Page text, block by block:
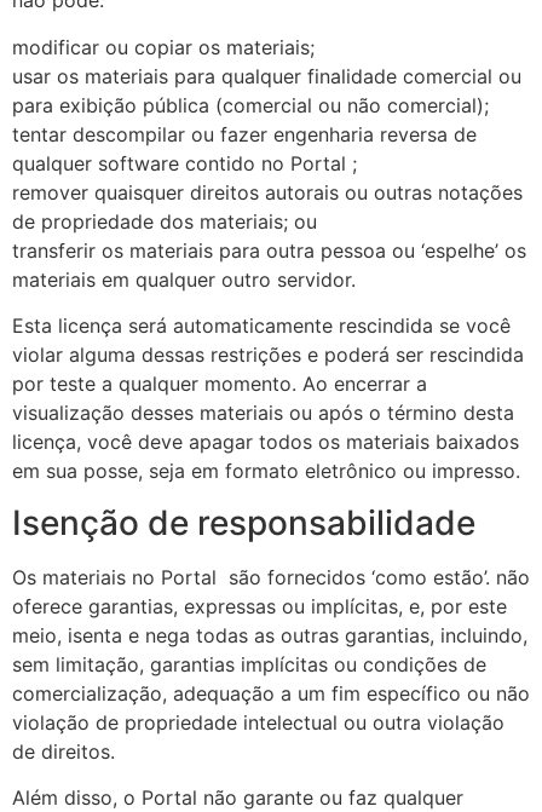
modificar ou copiar os materiais;
usar os materiais para qualquer finalidade comercial ou
para exibição pública (comercial ou não comercial);
tentar descompilar ou fazer engenharia reversa de
qualquer software contido no Portal ;
remover quaisquer direitos autorais ou outras notações
de propriedade dos materiais; ou
transferir os materiais para outra pessoa ou ‘espelhe’ os
materiais em qualquer outro servidor.
Esta licença será automaticamente rescindida se você
violar alguma dessas restrições e poderá ser rescindida
por teste a qualquer momento. Ao encerrar a
visualização desses materiais ou após o término desta
licença, você deve apagar todos os materiais baixados
em sua posse, seja em formato eletrônico ou impresso.
Isenção de responsabilidade
Os materiais no Portal são fornecidos ‘como estão’. não
oferece garantias, expressas ou implícitas, e, por este
meio, isenta e nega todas as outras garantias, incluindo,
sem limitação, garantias implícitas ou condições de
comercialização, adequação a um fim específico ou não
violação de propriedade intelectual ou outra violação
de direitos.
Além disso, o Portal não garante ou faz qualquer